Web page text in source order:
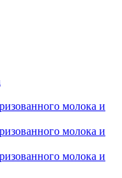
молока и
молока и
молока и